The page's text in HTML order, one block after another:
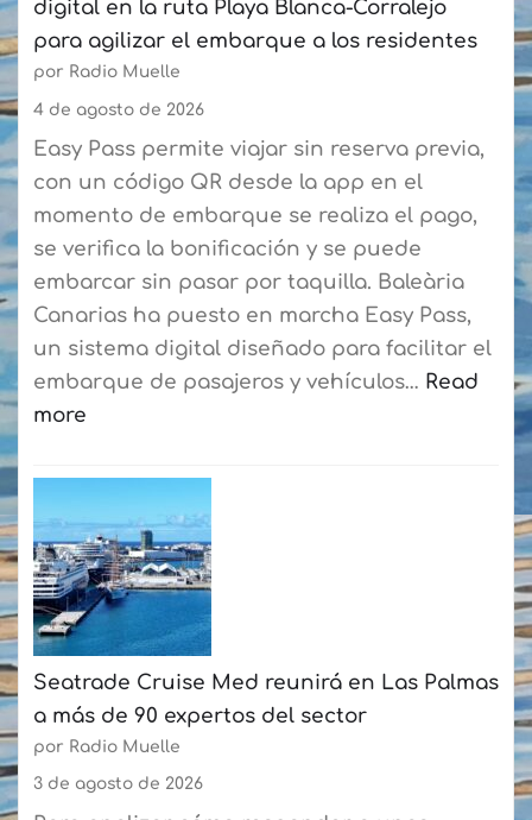
la
Federación
de
Vela
Latina
Canaria
de
Botes
consolidan
su
curso
de
verano
más
50
participantes
cada
semana
digital en la ruta Playa Blanca-Corralejo
para agilizar el embarque a los residentes
por Radio Muelle
4 de agosto de 2026
Easy Pass permite viajar sin reserva previa,
con un código QR desde la app en el
momento de embarque se realiza el pago,
se verifica la bonificación y se puede
embarcar sin pasar por taquilla. Baleària
Canarias ha puesto en marcha Easy Pass,
un sistema digital diseñado para facilitar el
embarque de pasajeros y vehículos… Read
more
Baleària
estrena
un
sistema
digital
en
la
ruta
Playa
Seatrade Cruise Med reunirá en Las Palmas
a más de 90 expertos del sector
por Radio Muelle
3 de agosto de 2026